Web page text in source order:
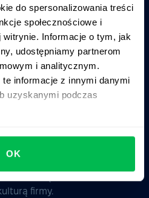
do spersonalizowania treści
społecznościowe i
Informacje o tym, jak
udostępniamy partnerom
i analitycznym.
te informacje z innymi danymi
uzyskanymi podczas
OK
PeopleForce:
Perplexity
People focused.
firmy.